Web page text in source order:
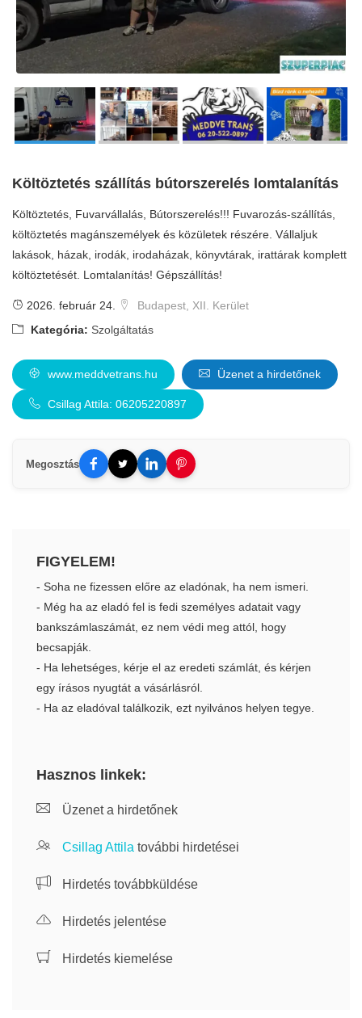
Költöztetés szállítás bútorszerelés lomtalanítás
Költöztetés, Fuvarvállalás, Bútorszerelés!!! Fuvarozás-szállítás,
költöztetés magánszemélyek és közületek részére. Vállaljuk
lakások, házak, irodák, irodaházak, könyvtárak, irattárak komplett
költöztetését. Lomtalanítás! Gépszállítás!
2026. február 24.
Budapest, XII. Kerület
Kategória: Szolgáltatás
www.meddvetrans.hu Üzenet a hirdetőnek
Csillag Attila: 06205220897
Megosztás
FIGYELEM!
- Soha ne fizessen előre az eladónak, ha nem ismeri.
- Még ha az eladó fel is fedi személyes adatait vagy
bankszámlaszámát, ez nem védi meg attól, hogy
becsapják.
- Ha lehetséges, kérje el az eredeti számlát, és kérjen
egy írásos nyugtát a vásárlásról.
- Ha az eladóval találkozik, ezt nyilvános helyen tegye.
Hasznos linkek:
Üzenet a hirdetőnek
Csillag Attila további hirdetései
Hirdetés továbbküldése
Hirdetés jelentése
Hirdetés kiemelése